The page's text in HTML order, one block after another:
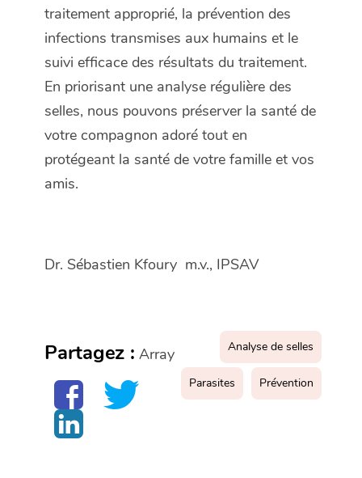
traitement approprié, la prévention des
infections transmises aux humains et le
suivi efficace des résultats du traitement.
En priorisant une analyse régulière des
selles, nous pouvons préserver la santé de
votre compagnon adoré tout en
protégeant la santé de votre famille et vos
amis.
Dr. Sébastien Kfoury m.v., IPSAV
Partagez : Array Analyse de selles
Parasites Prévention